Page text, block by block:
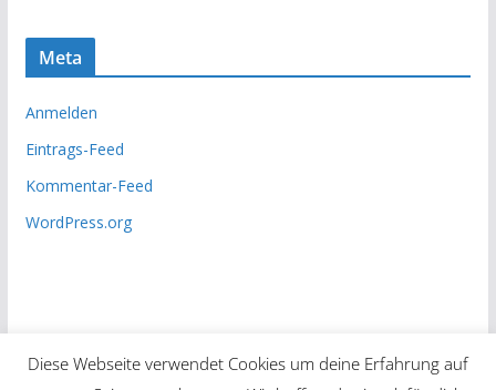
Meta
Anmelden
Eintrags-Feed
Kommentar-Feed
WordPress.org
Diese Webseite verwendet Cookies um deine Erfahrung auf